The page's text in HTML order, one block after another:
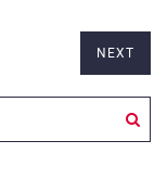
NEXT